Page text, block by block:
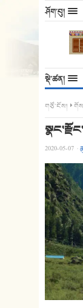
ཤོག་བུ།
སྡེ་ཚན།
གཙོ་ངོས།
2020-05-07 ·